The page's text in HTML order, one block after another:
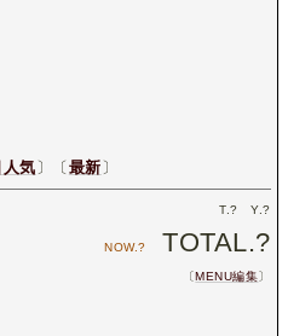
気 〕〔 最新 〕
T.? Y.?
NOW.? TOTAL.?
〔 MENU編集〕